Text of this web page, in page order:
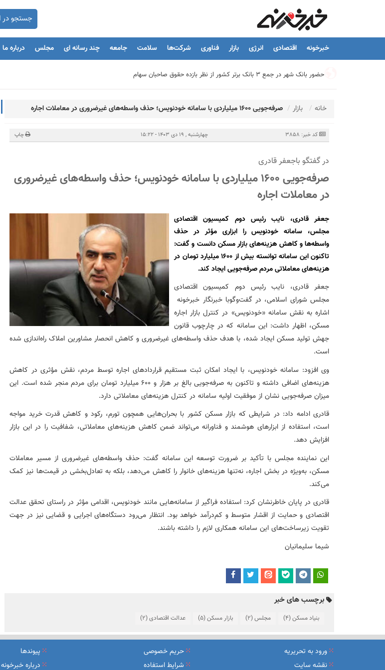
خبرخونه اقتصادی انرژی بازار فناوری شرکت‌ها سلامت جامعه چند رسانه ای مجلس درباره ما
حضور بانک شهر در جمع ۳ بانک برتر کشور از نظر بازده حقوق صاحبان سهام
تیما، محصول جدید بانك ملت؛ ابزاری برای كمك به مدیریت مالی بنگاه های اقتصادی
توسعه درمانگاه فوق تخصصی بیمارستان بهارلو با حمایت بانک سامان
هشدار نایب رئیس اتحادیه املاک: فروش متری مسکن می‌تواند سرمایه‌گذاران را با بحران مواجه کند
تسهیلات قرض‌الحسنه ازدواج و فرزندآوری به ۲۵۰ هزار میلیارد تومان رسید
نشست تشریح برنامه های عملیاتی شعب در سال جاری با حضور مدیرعامل و مدیران ارشد بانک
عقد تفاهم نامه عرضه محصول «مستمری مادام العمر ارس» بین شرکت بیمه باران و گروه صنعتی انتخاب
وزیر اقتصاد در جمع خبرنگاران در اسلامشهر: در اجرای قانون تسهیل مجوزهای كسب‌و‌كار بی‌اغماض عمل می‌كنیم
آغاز فرایند اجرایی طرح مولدسازی بعد از نوروز
طرح آتیه ملی ؛ محصول جدید و منحصربفرد بانک ملی ایران
خانه بازار صرفه‌جویی ۱۶۰۰ میلیاردی با سامانه خودنویس؛ حذف واسطه‌های غیرضروری در معاملات اجاره
کد خبر: 3858 چهارشنبه , 19 دی 1403 - 15:22 چاپ
در گفتگو باجعفر قادری
صرفه‌جویی ۱۶۰۰ میلیاردی با سامانه خودنویس؛ حذف واسطه‌های غیرضروری
در معاملات اجاره
جعفر قادری، نایب رئیس دوم کمیسیون اقتصادی
مجلس، سامانه خودنویس را ابزاری مؤثر در حذف
واسطه‌ها و کاهش هزینه‌های بازار مسکن دانست و گفت:
تاکنون این سامانه توانسته بیش از ۱۶۰۰ میلیارد تومان در
هزینه‌های معاملاتی مردم صرفه‌جویی ایجاد کند.
جعفر قادری، نایب رئیس دوم کمیسیون اقتصادی
مجلس شورای اسلامی، در گفت‌وگوبا خبرنگار خبرخونه
اشاره به نقش سامانه «خودنویس» در کنترل بازار اجاره
مسکن، اظهار داشت: این سامانه که در چارچوب قانون
جهش تولید مسکن ایجاد شده، با هدف حذف واسطه‌های غیرضروری و کاهش انحصار مشاورین املاک راه‌اندازی شده
است.
وی افزود: سامانه خودنویس، با ایجاد امکان ثبت مستقیم قراردادهای اجاره توسط مردم، نقش مؤثری در کاهش
هزینه‌های اضافی داشته و تاکنون به صرفه‌جویی بالغ بر هزار و ۶۰۰ میلیارد تومان برای مردم منجر شده است. این
میزان صرفه‌جویی نشان از موفقیت اولیه سامانه در کنترل هزینه‌های معاملاتی دارد.
قادری ادامه داد: در شرایطی که بازار مسکن کشور با بحران‌هایی همچون تورم، رکود و کاهش قدرت خرید مواجه
است، استفاده از ابزارهای هوشمند و فناورانه می‌تواند ضمن کاهش هزینه‌های معاملاتی، شفافیت را در این بازار
افزایش دهد.
این نماینده مجلس با تأکید بر ضرورت توسعه این سامانه گفت: حذف واسطه‌های غیرضروری از مسیر معاملات
مسکن، به‌ویژه در بخش اجاره، نه‌تنها هزینه‌های خانوار را کاهش می‌دهد، بلکه به تعادل‌بخشی در قیمت‌ها نیز کمک
می‌کند.
قادری در پایان خاطرنشان کرد: استفاده فراگیر از سامانه‌هایی مانند خودنویس، اقدامی مؤثر در راستای تحقق عدالت
اقتصادی و حمایت از اقشار متوسط و کم‌درآمد خواهد بود. انتظار می‌رود دستگاه‌های اجرایی و قضایی نیز در جهت
تقویت زیرساخت‌های این سامانه همکاری لازم را داشته باشند.
شیما سلیمانیان
برچسب های خبر
بنیاد مسکن(4) مجلس(2) بازار مسکن(5) عدالت اقتصادی(2)
ورود به تحریریه
نقشه سایت
حریم خصوصی
شرایط استفاده
پیوندها
درباره خبرخونه